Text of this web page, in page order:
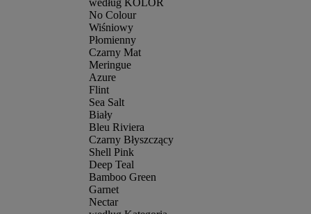
według KOLOR
No Colour
Wiśniowy
Płomienny
Czarny Mat
Meringue
Azure
Flint
Sea Salt
Biały
Bleu Riviera
Czarny Błyszczący
Shell Pink
Deep Teal
Bamboo Green
Garnet
Nectar